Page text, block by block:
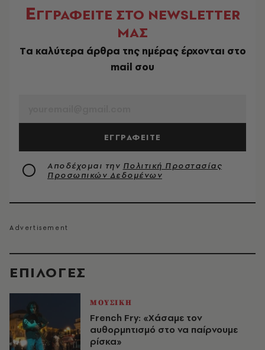
EΠΙΛΟΓΈΣ
ΜΟΥΣΙΚΗ
French Fry: «Χάσαμε τον
αυθορμητισμό στο να παίρνουμε
ρίσκα»
ΕΓΓΡΑΦΕΙΤΕ ΣΤΟ NEWSLETTER
ΜΑΣ
Tα καλύτερα άρθρα της ημέρας έρχονται στο
mail σου
ΕΓΓΡΑΦΕΙΤΕ
Αποδέχομαι την Πολιτική Προστασίας
Προσωπικών Δεδομένων